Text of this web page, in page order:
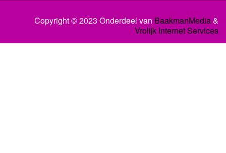
Copyright © 2023 Onderdeel van BaakmanMedia&
Vrolijk Internet Services